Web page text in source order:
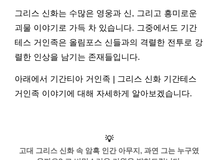
그리스 신화는 수많은 영웅과 신, 그리고 흥미로운
괴물 이야기로 가득 차 있습니다. 그중에서도 기간
테스 거인족은 올림포스 신들과의 격렬한 전투로 강
렬한 인상을 남기는 존재들입니다.
아래에서 기간티아 거인족 | 그리스 신화 기간테스
거인족 이야기에 대해 자세하게 알아보겠습니다.
💡
고대 그리스 신화 속 암흑 인간 아무지, 과연 그는 누구였